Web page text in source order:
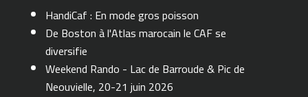
HandiCaf : En mode gros poisson
De Boston à l'Atlas marocain le CAF se
diversifie
Weekend Rando - Lac de Barroude & Pic de
Neouvielle, 20-21 juin 2026